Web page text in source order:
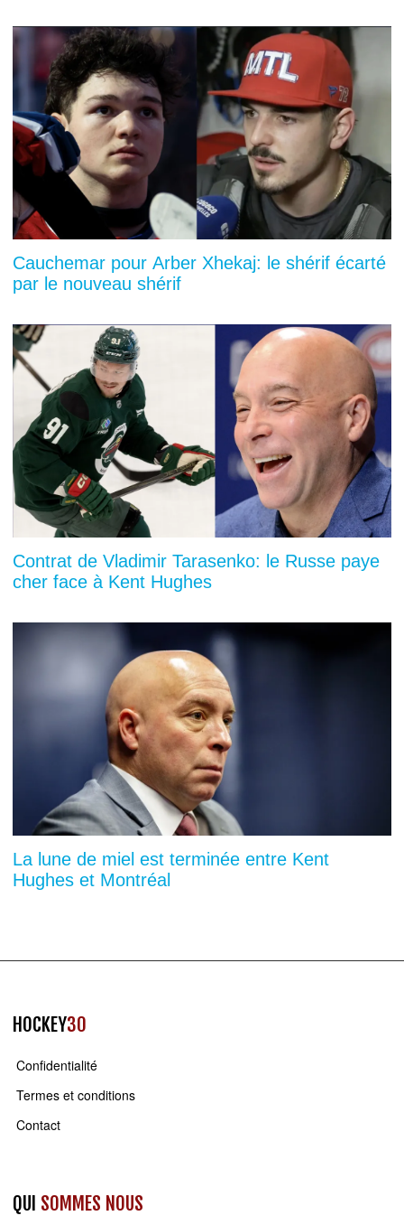
Cauchemar pour Arber Xhekaj: le shérif écarté
par le nouveau shérif
Contrat de Vladimir Tarasenko: le Russe paye
cher face à Kent Hughes
La lune de miel est terminée entre Kent
Hughes et Montréal
HOCKEY30
Confidentialité
Termes et conditions
Contact
QUI SOMMES NOUS